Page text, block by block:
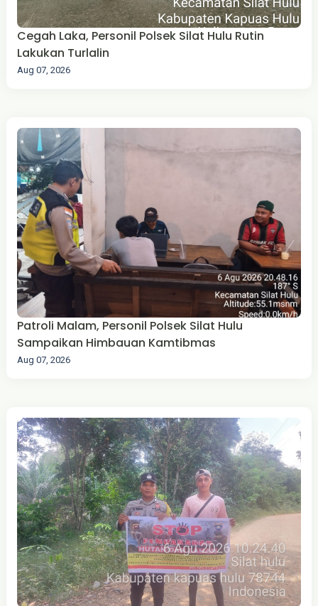
Cegah Laka, Personil Polsek Silat Hulu Rutin
Lakukan Turlalin
Aug 07, 2026
Patroli Malam, Personil Polsek Silat Hulu
Sampaikan Himbauan Kamtibmas
Aug 07, 2026